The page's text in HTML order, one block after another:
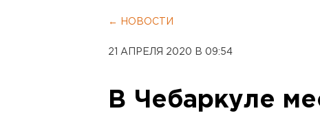
← НОВОСТИ
21 АПРЕЛЯ 2020 В 09:54
В Чебаркуле